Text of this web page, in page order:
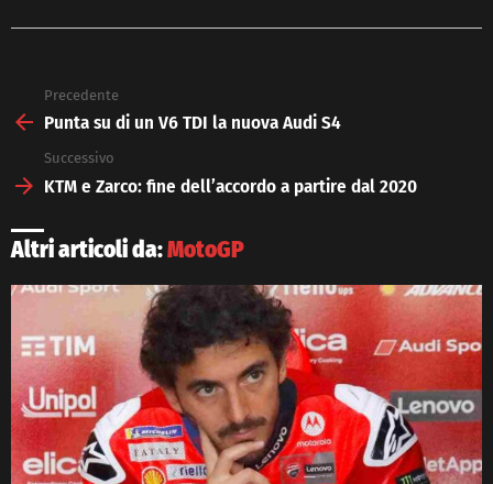
more
Precedente
Punta su di un V6 TDI la nuova Audi S4
Successivo
KTM e Zarco: fine dell’accordo a partire dal 2020
Altri articoli da:MotoGP